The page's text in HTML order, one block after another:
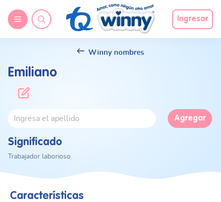
Ingresar
Winny nombres
Emiliano
Agregar
Significado
Trabajador laborioso
Características